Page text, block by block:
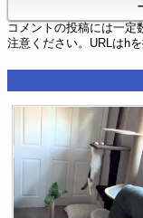
コメントの投稿には一定
注意ください。URLはh